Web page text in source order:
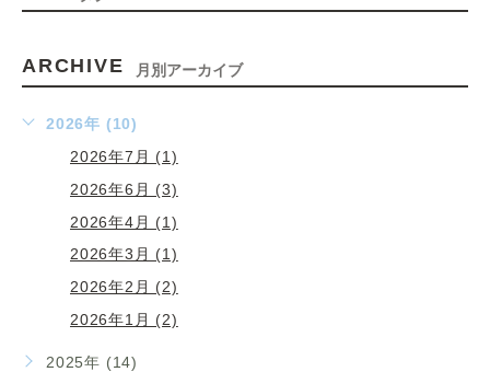
ARCHIVE 月別アーカイブ
2026年 (10)
2026年7月 (1)
2026年6月 (3)
2026年4月 (1)
2026年3月 (1)
2026年2月 (2)
2026年1月 (2)
2025年 (14)